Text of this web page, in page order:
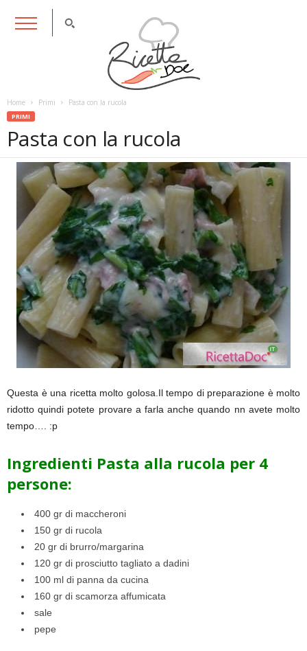
Home Primi Pasta con la rucola
PRIMI
Pasta con la rucola
Questa è una ricetta molto golosa.Il tempo di preparazione è molto
ridotto quindi potete provare a farla anche quando nn avete molto
tempo…. :p
Ingredienti Pasta alla rucola per 4
persone:
400 gr di maccheroni
150 gr di rucola
20 gr di brurro/margarina
120 gr di prosciutto tagliato a dadini
100 ml di panna da cucina
160 gr di scamorza affumicata
sale
pepe